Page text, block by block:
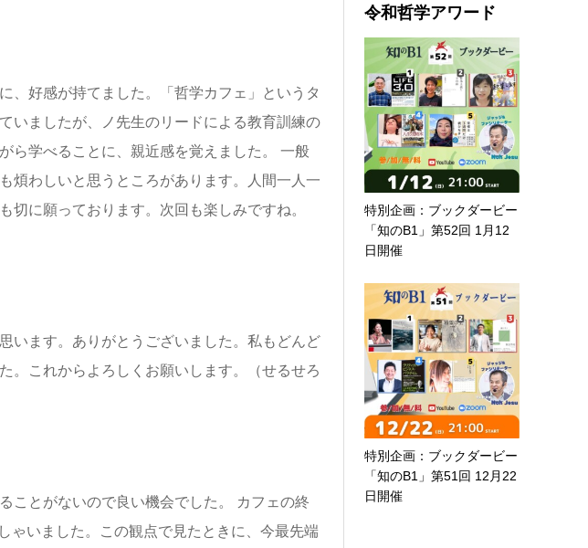
、好感が持てました。「哲学カフェ」というタ
いましたが、ノ先生のリードによる教育訓練の
ら学べることに、親近感を覚えました。 一般
煩わしいと思うところがあります。人間一人一
切に願っております。次回も楽しみですね。
います。ありがとうございました。私もどんど
。これからよろしくお願いします。（せるせろ
ことがないので良い機会でした。 カフェの終
ゃいました。この観点で見たときに、今最先端
令和哲学アワード
特別企画：ブックダービー
「知のB1」第52回 1月12
日開催
特別企画：ブックダービー
「知のB1」第51回 12月22
日開催